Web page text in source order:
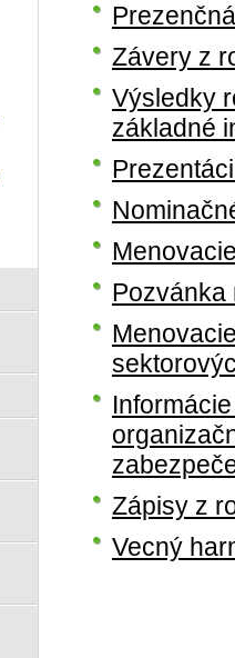
Závery z
Výsledky
základné
Pozvánka
Zápisy z
Vecný